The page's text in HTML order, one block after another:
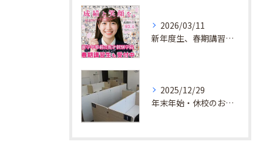
2026/03/11
新年度生、春期講習生 受付中！
2025/12/29
年末年始・休校のお知らせ